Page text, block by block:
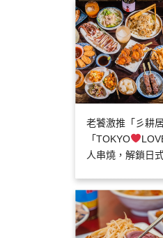
老饕激推「彡耕
「TOKYO
人串燒，解鎖日